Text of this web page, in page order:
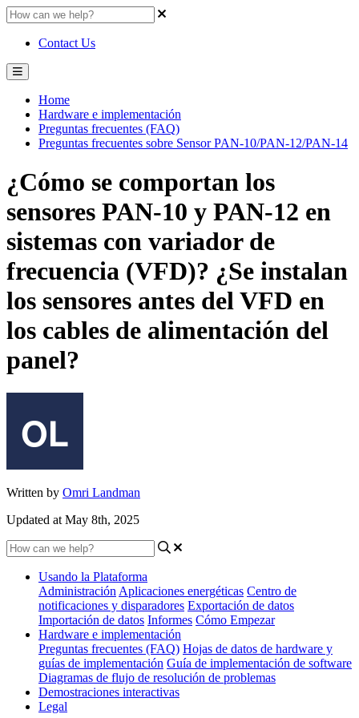
Contact Us
Home
Hardware e implementación
Preguntas frecuentes (FAQ)
Preguntas frecuentes sobre Sensor PAN-10/PAN-12/PAN-14
¿Cómo se comportan los
sensores PAN-10 y PAN-12 en
sistemas con variador de
frecuencia (VFD)? ¿Se instalan
los sensores antes del VFD en
los cables de alimentación del
panel?
Written by Omri Landman
Updated at May 8th, 2025
Usando la Plataforma
Administración Aplicaciones energéticas Centro de
notificaciones y disparadores Exportación de datos
Importación de datos Informes Cómo Empezar
Hardware e implementación
Preguntas frecuentes (FAQ) Hojas de datos de hardware y
guías de implementación Guía de implementación de software
Diagramas de flujo de resolución de problemas
Demostraciones interactivas
Legal